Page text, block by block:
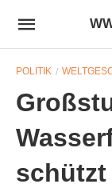
POLITIK